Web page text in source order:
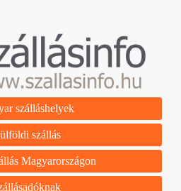
szálláshelyek
szállás
Magyarországon